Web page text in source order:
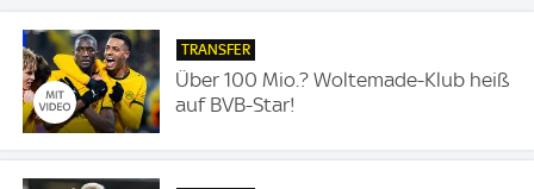
TRANSFER
Über 100 Mio.? Woltemade-Klub heiß
auf BVB-Star!